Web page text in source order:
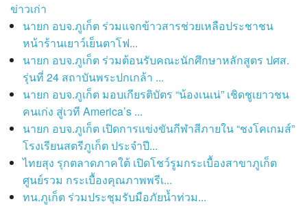
ข่าวเก่า
นายก อบจ.ภูเก็ต ร่วมแจกข้าวสารช่วยเหลือประชาชน
หน้าร้านเยาว์เย็นตาโฟ...
นายก อบจ.ภูเก็ต ร่วมต้อนรับคณะนักศึกษาหลักสูตร ปศส.
รุ่นที่ 24 สถาบันพระปกเกล้า ...
นายก อบจ.ภูเก็ต มอบเกียรติบัตร “น้องเนเน่” เชิดชูเยาวชน
คนเก่ง สู่เวที America’s ...
นายก อบจ.ภูเก็ต เปิดการแข่งขันกีฬาสีภายใน “ชงโคเกมส์”
โรงเรียนสตรีภูเก็ต ประจำปี...
ไทยสุง รุกตลาดภาคใต้ เปิดโชว์รูมกระเบื้องสาขาภูเก็ต
ศูนย์รวม กระเบื้องคุณภาพพรีเ...
ทน.ภูเก็ต ร่วมประชุมรับมือภัยน้ำท่วม...